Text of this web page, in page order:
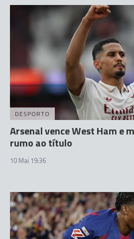
DESPORTO
Arsenal vence West Ham e
rumo ao título
10 Mai 19:36